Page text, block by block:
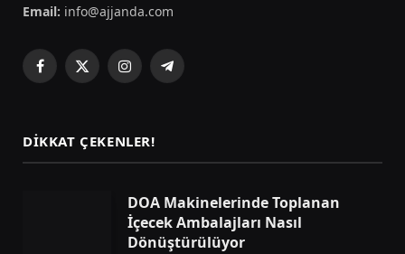
Email: info@ajjanda.com
Facebook
X
InstagramTelegram
DIKKAT ÇEKENLER!
DOA Makinelerinde Toplanan
İçecek Ambalajları Nasıl
Dönüştürülüyor